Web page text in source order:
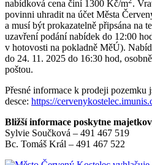
nabídková cena činí 1300 Kč/m .
povinni uhradit na účet Města
a musí být prokazatelně připsána na
uzavření podání nabídek do 12:00
v hotovosti na pokladně MěÚ).
do 24. 11. 2025 do 16:30 hod,
poštou.
Přesné informace k prodeji pozemku
desce: https://
Bližší informace poskytne
Sylvie Součková – 491 467 519
Bc. Tomáš Král – 491 467 522